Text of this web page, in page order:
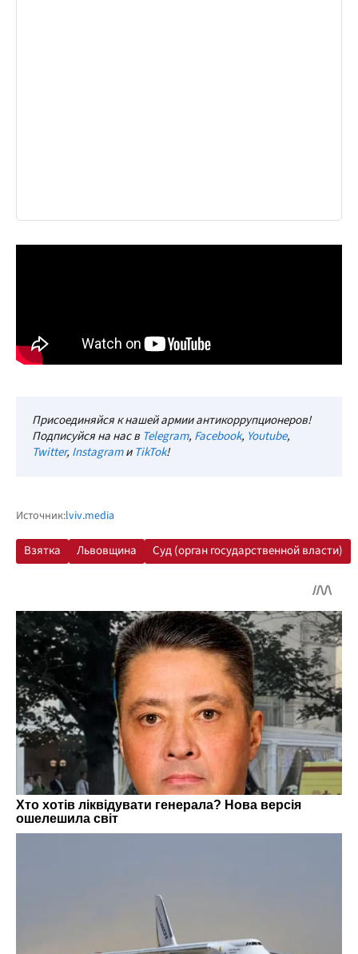
Присоединяйся к нашей армии антикоррупционеров!
Подписуйся на нас в Telegram, Facebook, Youtube,
Twitter, InstagramиTikTok!
Источник:lviv.media
Взятка Львовщина Суд (орган государственной власти)